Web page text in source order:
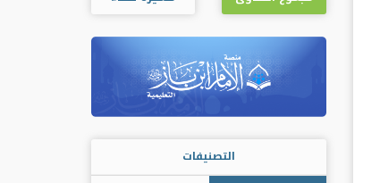
التصنيفات